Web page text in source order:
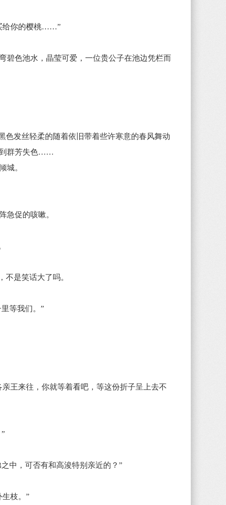
给你的樱桃……”
色池水，晶莹可爱，一位贵公子在池边凭栏而
发丝轻柔的随着依旧带着些许寒意的春风舞动
到群芳失色……
城。
急促的咳嗽。
是笑话大了吗。
等我们。”
王来往，你就等着看吧，等这份折子呈上去不
中，可否有和高浚特别亲近的？”
枝。”